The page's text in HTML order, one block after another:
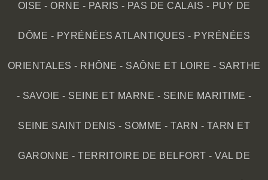
OISE - ORNE - PARIS - PAS DE CALAIS - PUY DE
DÔME - PYRÉNÉES ATLANTIQUES - PYRÉNÉES
ORIENTALES - RHÔNE - SAÔNE ET LOIRE - SARTHE
- SAVOIE - SEINE ET MARNE - SEINE MARITIME -
SEINE SAINT DENIS - SOMME - TARN - TARN ET
GARONNE - TERRITOIRE DE BELFORT - VAL DE